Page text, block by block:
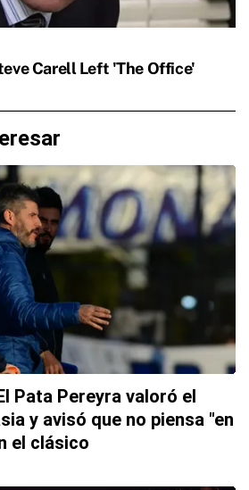
Pata Pereyra valoró el
y avisó que no piensa "en
el clásico